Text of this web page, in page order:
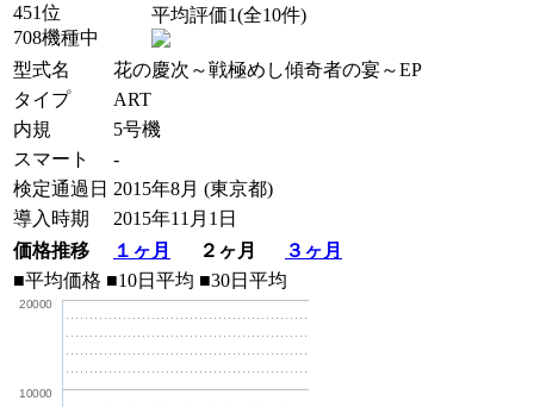
451位
708機種中
平均評価1(全10件)
型式名
花の慶次～戦極めし傾奇者の宴～EP
タイプ
ART
内規
5号機
スマート
-
検定通過日 2015年8月 (東京都)
導入時期
2015年11月1日
価格推移
１ヶ月 ２ヶ月
３ヶ月
■平均価格 ■10日平均 ■30日平均
10000
20000